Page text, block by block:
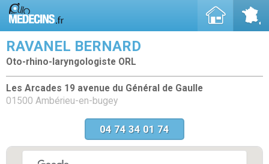
RAVANEL BERNARD
Oto-rhino-laryngologiste ORL
Les Arcades 19 avenue du Général de Gaulle
01500 Ambérieu-en-bugey
04 74 34 01 74